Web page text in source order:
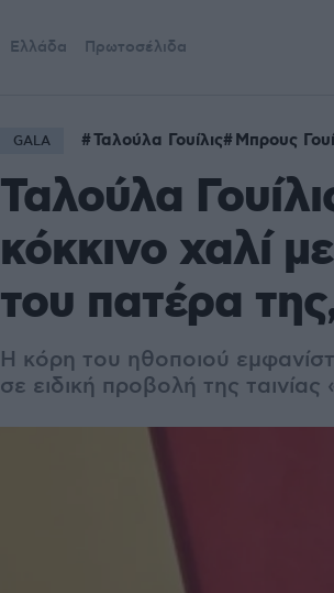
Ελλάδα Πρωτοσέλιδα
GALA Ταλούλα Γουίλις Μπρους
Ταλούλα
κόκκινο χαλί
του πατέρα
Η κόρη του ηθοποιού
σε ειδική προβολή της